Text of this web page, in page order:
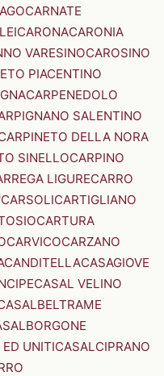
CARNATE
CARONACARONIA
VARESINOCAROSINO
PIACENTINO
CARPENEDOLO
SALENTINO
DELLA NORA
SINELLOCARPINO
LIGURECARRO
CARSOLICARTIGLIANO
CARTURA
CARVICOCARZANO
CASAGIOVE
CASAL VELINO
UNITICASALCIPRANO